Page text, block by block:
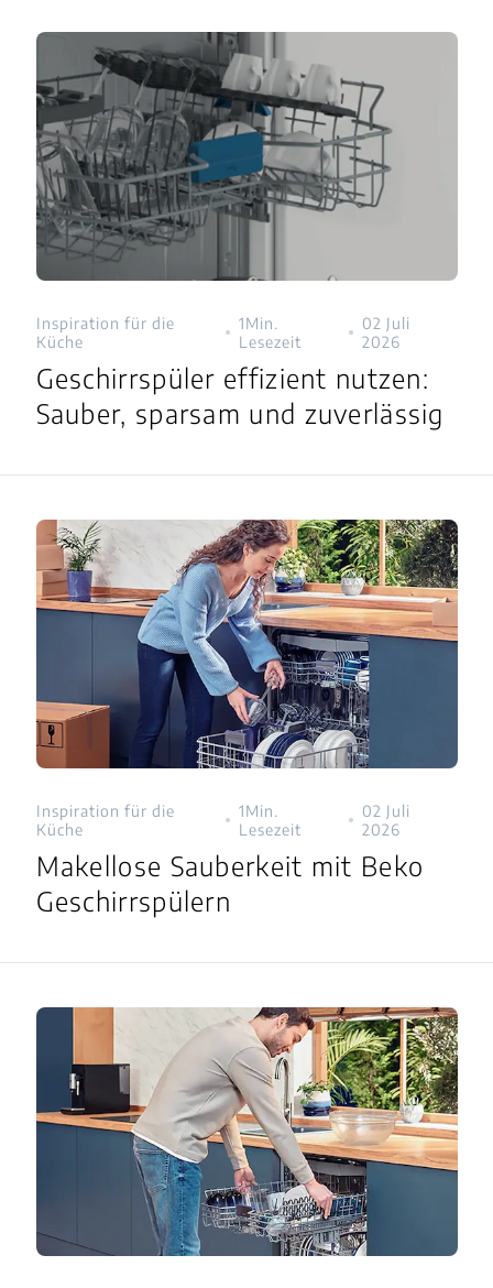
Inspiration für die
Küche
1Min.
Lesezeit
02 Juli
2026
Geschirrspüler effizient nutzen:
Sauber, sparsam und zuverlässig
Inspiration für die
Küche
1Min.
Lesezeit
02 Juli
2026
Makellose Sauberkeit mit Beko
Geschirrspülern